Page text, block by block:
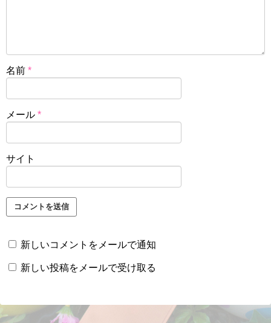
名前 *
メール *
サイト
新しいコメントをメールで通知
新しい投稿をメールで受け取る